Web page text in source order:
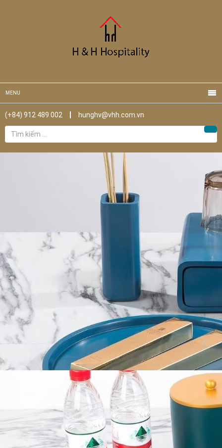
MENU
(+84) 912 489 002
hunghv@vhh.com.vn
Tìm
kiếm
cho: